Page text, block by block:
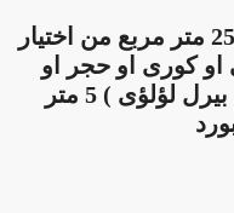
♦ 3 جوانب ديكور بحد اقصى 25 متر مربع من اختيار
او كورى او حجر او
دهان ديكور (قطيفة + فلفيت بيرل لؤلؤى ) 5 متر